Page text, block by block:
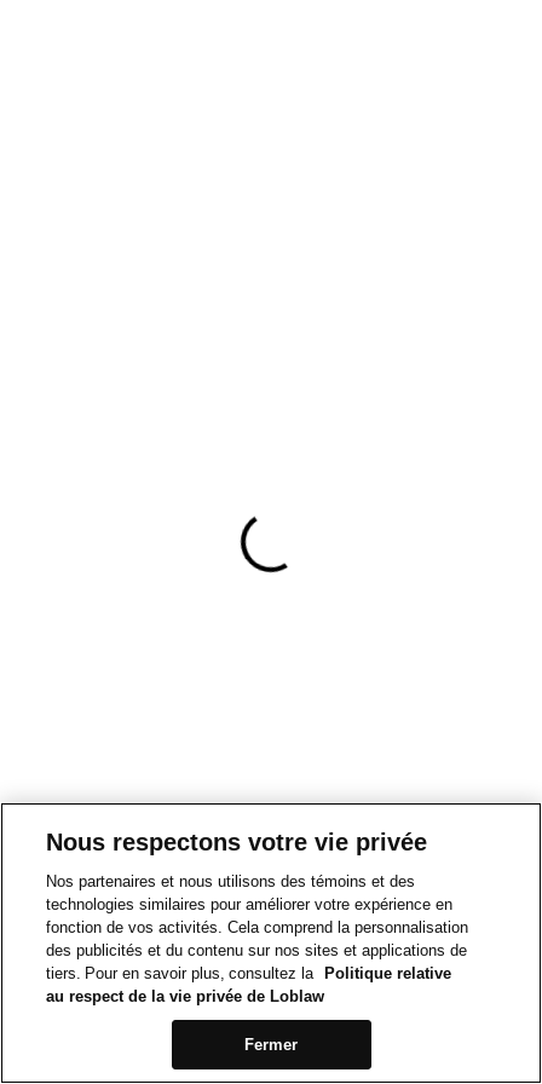
Nous respectons votre vie privée
Nos partenaires et nous utilisons des témoins et des
technologies similaires pour améliorer votre expérience en
fonction de vos activités. Cela comprend la personnalisation
des publicités et du contenu sur nos sites et applications de
tiers. Pour en savoir plus, consultez la
Politique relative
au respect de la vie privée de Loblaw
Fermer